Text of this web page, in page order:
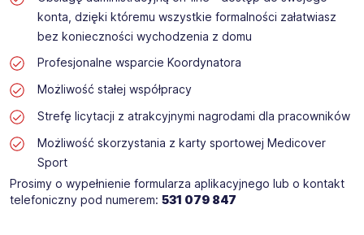
konta, dzięki któremu wszystkie formalności załatwiasz
bez konieczności wychodzenia z domu
Profesjonalne wsparcie Koordynatora
Możliwość stałej współpracy
Strefę licytacji z atrakcyjnymi nagrodami dla pracowników
Możliwość skorzystania z karty sportowej Medicover
Sport
Prosimy o wypełnienie formularza aplikacyjnego lub o kontakt
telefoniczny pod numerem: 531 079 847